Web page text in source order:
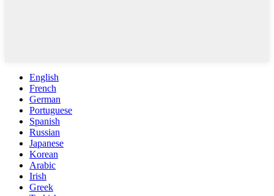
English
French
German
Portuguese
Spanish
Russian
Japanese
Korean
Arabic
Irish
Greek